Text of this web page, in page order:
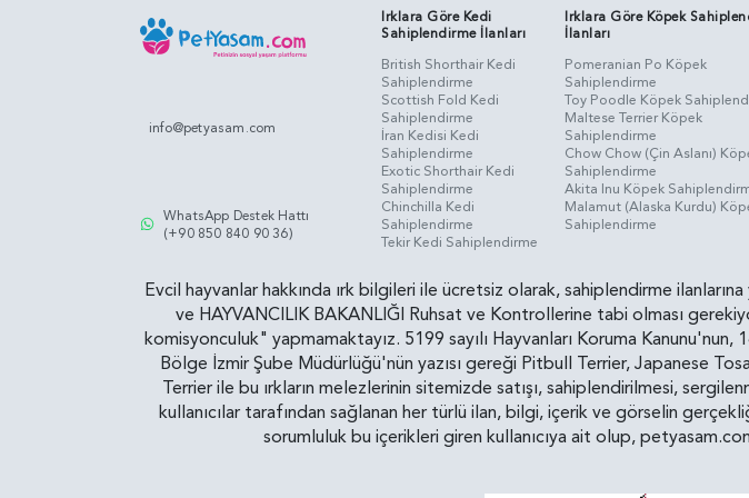
info@petyasam.com
WhatsApp Destek Hattı
(+90 850 840 90 36)
Irklara Göre Kedi
Sahiplendirme İlanları
British Shorthair Kedi
Sahiplendirme
Scottish Fold Kedi
Sahiplendirme
İran Kedisi Kedi
Sahiplendirme
Exotic Shorthair Kedi
Sahiplendirme
Chinchilla Kedi
Sahiplendirme
Tekir Kedi Sahiplendirme
Irklara Göre Köpek
İlanları
Pomeranian Po Köpek
Sahiplendirme
Toy Poodle Köpek
Maltese Terrier Köpek
Sahiplendirme
Chow Chow (Çin Aslanı)
Sahiplendirme
Akita Inu Köpek
Malamut (Alaska Kurdu)
Sahiplendirme
Evcil hayvanlar hakkında ırk bilgileri ile ücretsiz olarak, sahiplendirme
ve HAYVANCILIK BAKANLIĞI Ruhsat ve Kontrollerine tabi olması
komisyonculuk" yapmamaktayız. 5199 sayılı Hayvanları Koruma
Bölge İzmir Şube Müdürlüğü'nün yazısı gereği Pitbull Terrier, Japanese
Terrier ile bu ırkların melezlerinin sitemizde satışı, sahiplendirilmesi,
kullanıcılar tarafından sağlanan her türlü ilan, bilgi, içerik ve görselin
sorumluluk bu içerikleri giren kullanıcıya ait olup,